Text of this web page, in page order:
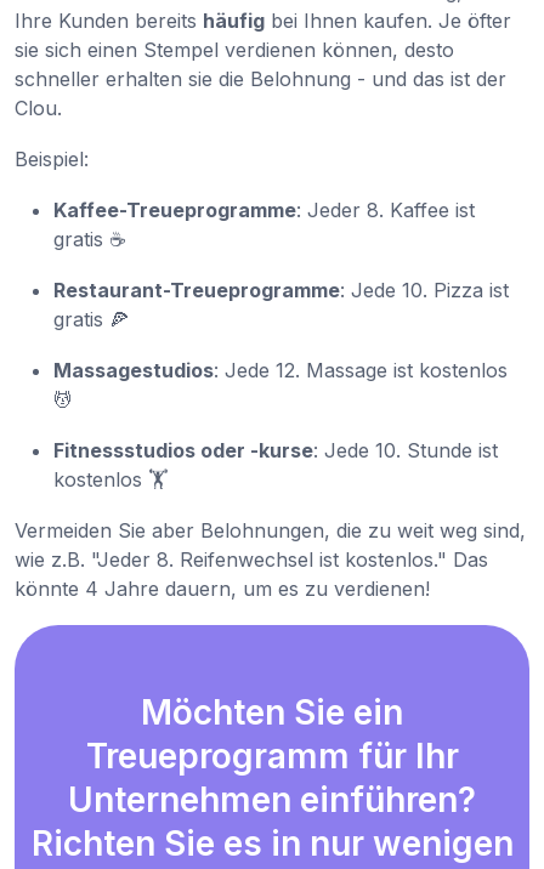
Ihre Kunden bereits häufig bei Ihnen kaufen. Je öfter
sie sich einen Stempel verdienen können, desto
schneller erhalten sie die Belohnung - und das ist der
Clou.
Beispiel:
Kaffee-Treueprogramme: Jeder 8. Kaffee ist
gratis ☕
Restaurant-Treueprogramme: Jede 10. Pizza ist
gratis 🍕
Massagestudios: Jede 12. Massage ist kostenlos
💆
Fitnessstudios oder -kurse: Jede 10. Stunde ist
kostenlos 🏋️
Vermeiden Sie aber Belohnungen, die zu weit weg sind,
wie z.B. "Jeder 8. Reifenwechsel ist kostenlos." Das
könnte 4 Jahre dauern, um es zu verdienen!
Möchten Sie ein
Treueprogramm für Ihr
Unternehmen einführen?
Richten Sie es in nur wenigen